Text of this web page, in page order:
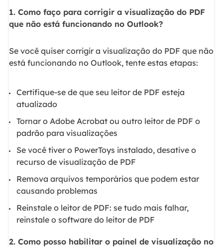
1. Como faço para corrigir a visualização do PDF
que não está funcionando no Outlook?
Se você quiser corrigir a visualização do PDF que não
está funcionando no Outlook, tente estas etapas:
Certifique-se de que seu leitor de PDF esteja
atualizado
Tornar o Adobe Acrobat ou outro leitor de PDF o
padrão para visualizações
Se você tiver o PowerToys instalado, desative o
recurso de visualização de PDF
Remova arquivos temporários que podem estar
causando problemas
Reinstale o leitor de PDF: se tudo mais falhar,
reinstale o software do leitor de PDF
2. Como posso habilitar o painel de visualização no